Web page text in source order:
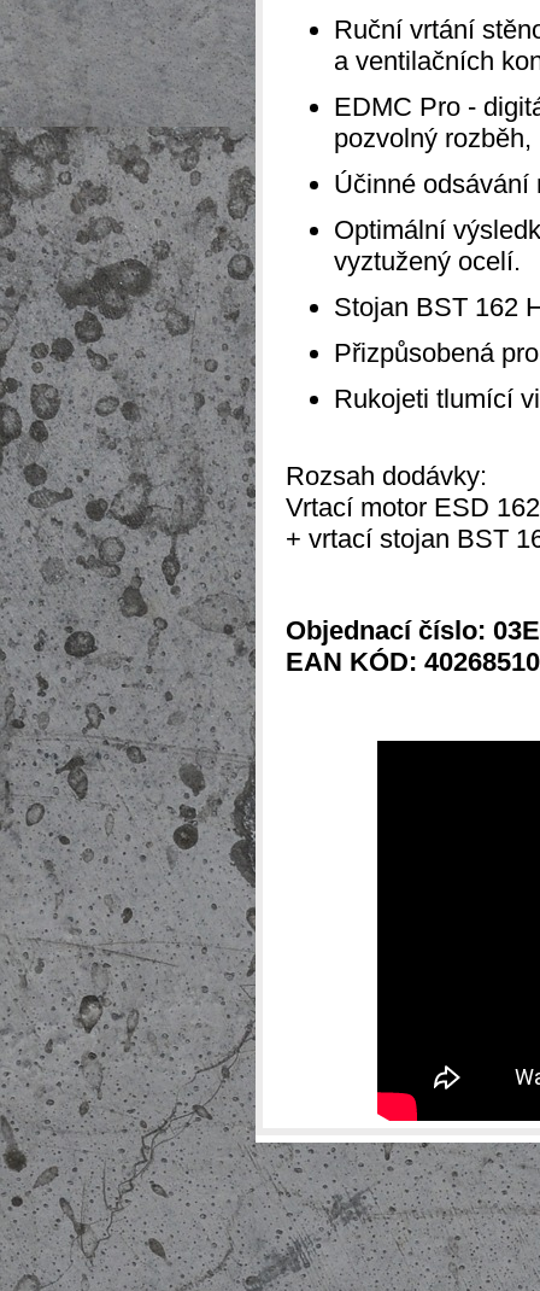
Ruční vrtání
a ventilačních
EDMC Pro -
pozvolný
Účinné odsávání
Optimální
vyztužený ocelí.
Stojan BST 162
Přizpůsobená
Rukojeti tlumící
Rozsah dodávky:
Vrtací motor ESD
+ vrtací stojan BST
Objednací číslo:
EAN KÓD: